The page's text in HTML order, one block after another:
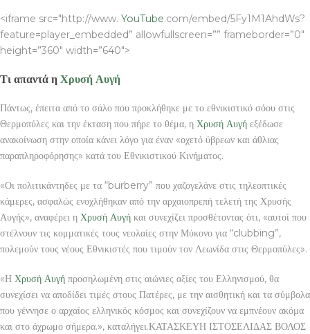
<iframe src="http://www. YouTube.com/embed/5Fy1M1AhdWs?
feature=player_embedded” allowfullscreen=”” frameborder=”0″
height=”360″ width=”640″>
Τι απαντά η Χρυσή Αυγή
Πάντως, έπειτα από το σάλο που προκλήθηκε με το εθνικιστικό σόου στις
Θερμοπύλες και την έκταση που πήρε το θέμα, η Χρυσή Αυγή εξέδωσε
ανακοίνωση στην οποία κάνει λόγο για έναν «οχετό ύβρεων και άθλιας
παραπληροφόρησης» κατά του Εθνικιστικού Κινήματος.
«Οι πολιτικάντηδες με τα “burberry” που χαζογελάνε στις τηλεοπτικές
κάμερες, ασφαλώς ενοχλήθηκαν από την αρχαιοπρεπή τελετή της Χρυσής
Αυγής», αναφέρει η Χρυσή Αυγή και συνεχίζει προσθέτοντας ότι, «αυτοί που
στέλνουν τις κομματικές τους νεολαίες στην Μύκονο για “clubbing”,
πολεμούν τους νέους Εθνικιστές που τιμούν τον Λεωνίδα στις Θερμοπύλες».
«Η Χρυσή Αυγή προσηλωμένη στις αιώνιες αξίες του Ελληνισμού, θα
συνεχίσει να αποδίδει τιμές στους Πατέρες, με την αισθητική και τα σύμβολα
που γέννησε ο αρχαίος ελληνικός κόσμος και συνεχίζουν να εμπνέουν ακόμα
και στο άχρωμο σήμερα.», καταλήγει.ΚΑΤΑΣΚΕΥΗ ΙΣΤΟΣΕΛΙΔΑΣ ΒΟΛΟΣ